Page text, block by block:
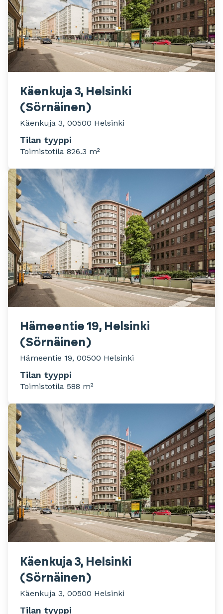
Käenkuja 3, Helsinki
(Sörnäinen)
Käenkuja 3, 00500 Helsinki
Tilan tyyppi
Toimistotila 826.3 m²
Hämeentie 19, Helsinki
(Sörnäinen)
Hämeentie 19, 00500 Helsinki
Tilan tyyppi
Toimistotila 588 m²
Käenkuja 3, Helsinki
(Sörnäinen)
Käenkuja 3, 00500 Helsinki
Tilan tyyppi